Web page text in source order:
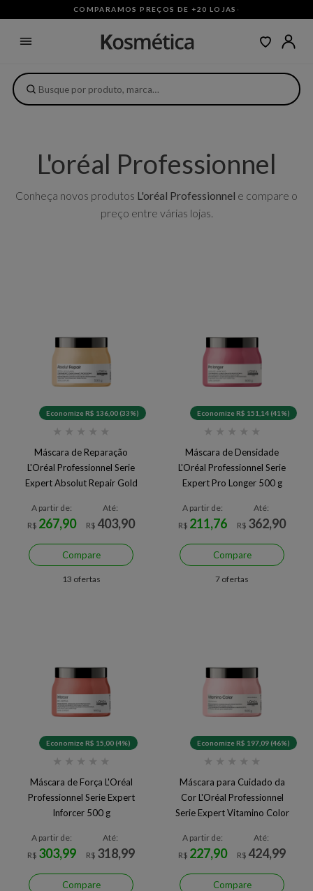
COMPARAMOS PREÇOS DE +20 LOJAS ·
L'oréal Professionnel
Conheça novos produtos L'oréal Professionnel e compare o
preço entre várias lojas.
Economize R$ 136,00 (33%)
★ ★ ★ ★ ★
Máscara de Reparação
L'Oréal Professionnel Serie
Expert Absolut Repair Gold
A partir de:
R$ 267,90
Até:
R$ 403,90
Compare
13 ofertas
Economize R$ 151,14 (41%)
★ ★ ★ ★ ★
Máscara de Densidade
L'Oréal Professionnel Serie
Expert Pro Longer 500 g
A partir de:
R$ 211,76
Até:
R$ 362,90
Compare
7 ofertas
Economize R$ 15,00 (4%)
★ ★ ★ ★ ★
Máscara de Força L'Oréal
Professionnel Serie Expert
Inforcer 500 g
A partir de:
R$ 303,99
Até:
R$ 318,99
Compare
Economize R$ 197,09 (46%)
★ ★ ★ ★ ★
Máscara para Cuidado da
Cor L'Oréal Professionnel
Serie Expert Vitamino Color
A partir de:
R$ 227,90
Até:
R$ 424,99
Compare